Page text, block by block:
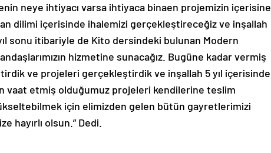
neye ihtiyacı varsa ihtiyaca binaen projemizin içerisine
dilimi içerisinde ihalemizi gerçekleştireceğiz ve inşallah
sonu itibariyle de Kito dersindeki bulunan Modern
hizmetine sunacağız. Bugüne kadar vermiş
ve projeleri gerçekleştirdik ve inşallah 5 yıl içerisinde
vaat etmiş olduğumuz projeleri kendilerine teslim
için elimizden gelen bütün gayretlerimizi
hayırlı olsun.” Dedi.